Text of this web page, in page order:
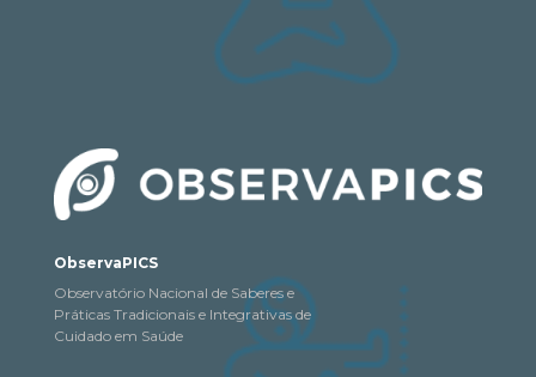
ObservaPICS
Observatório Nacional de Saberes e
Práticas Tradicionais e Integrativas de
Cuidado em Saúde